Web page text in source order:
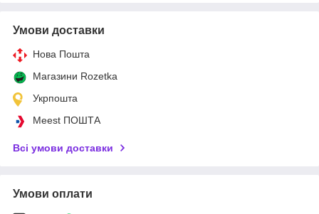
Умови доставки
Нова Пошта
Магазини Rozetka
Укрпошта
Meest ПОШТА
Всі умови доставки
Умови оплати